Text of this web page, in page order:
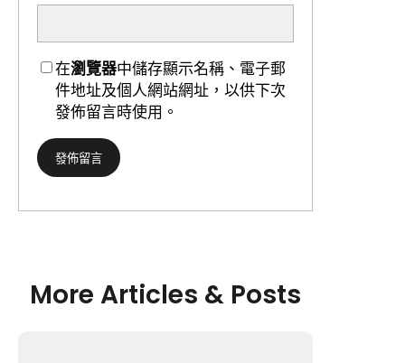
在瀏覽器中儲存顯示名稱、電子郵
件地址及個人網站網址，以供下次
發佈留言時使用。
More Articles & Posts